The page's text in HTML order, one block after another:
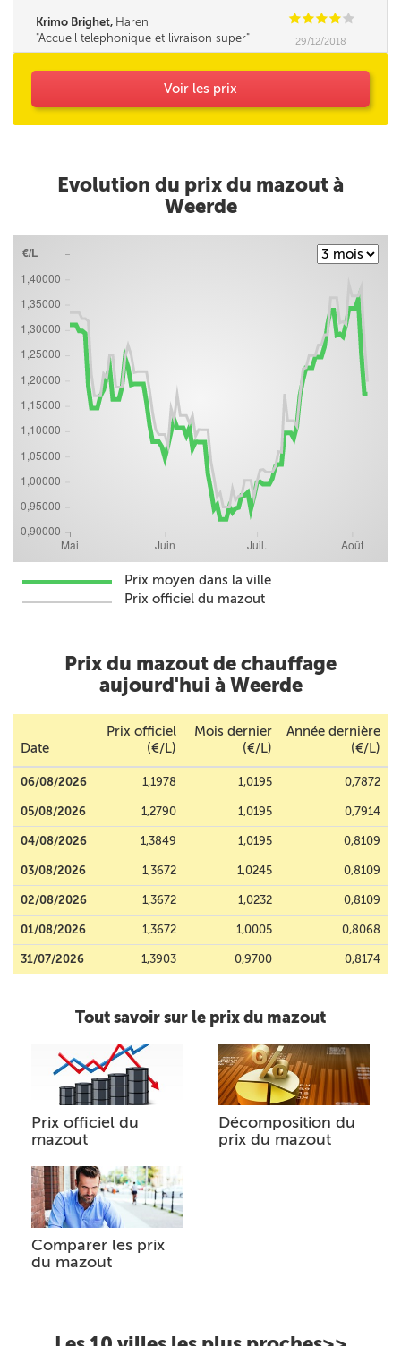
Krimo Brighet, Haren CCCC C
Accueil telephonique et livraison super
29/12/2018
Voir les prix
Evolution du prix du mazout à
Weerde
Prix moyen dans la ville
Prix officiel du mazout
Prix du mazout de chauffage
aujourd'hui à Weerde
Date
Prix officiel
(€/L)
Mois dernier
(€/L)
Année dernière
(€/L)
06/08/2026 1,1978 1,0195 0,7872
05/08/2026 1,2790 1,0195 0,7914
04/08/2026 1,3849 1,0195 0,8109
03/08/2026 1,3672 1,0245 0,8109
02/08/2026 1,3672 1,0232 0,8109
01/08/2026 1,3672 1,0005 0,8068
31/07/2026 1,3903 0,9700 0,8174
Tout savoir sur le prix du mazout
Prix officiel du
mazout
Décomposition du
prix du mazout
Comparer les prix
du mazout